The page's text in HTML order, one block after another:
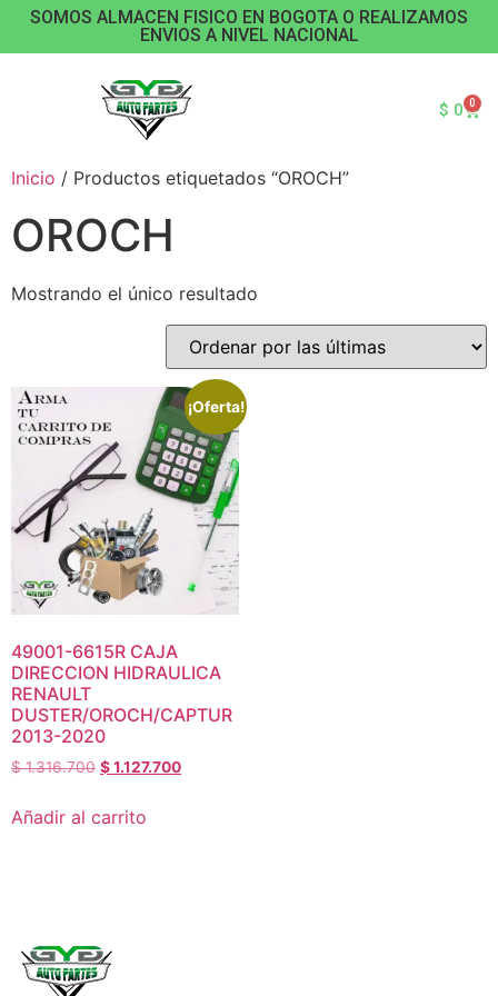
SOMOS ALMACEN FISICO EN BOGOTA O REALIZAMOS
ENVIOS A NIVEL NACIONAL
$ 0 0
Inicio / Productos etiquetados “OROCH”
OROCH
Mostrando el único resultado
¡Oferta!
49001-6615R CAJA
DIRECCION HIDRAULICA
RENAULT
DUSTER/OROCH/CAPTUR
2013-2020
$1.316.700 $1.127.700
Añadir al carrito